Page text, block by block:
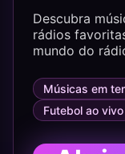
Descubra
rádios
mundo do
Músicas em
Futebol ao vivo